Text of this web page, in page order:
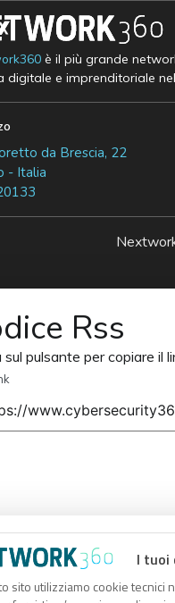
I tuoi
sito utilizziamo cookie tecnici
è il più grande
digitale e imprenditoriale
da Brescia, 22
- Italia
Rss
sul pulsante per copiare il
Rss
sul pulsante per copiare il